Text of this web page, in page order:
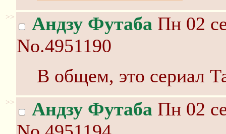
>> Андзу Футаба Пн 02
No.4951190
В общем, это сериал
>> Андзу Футаба Пн 02